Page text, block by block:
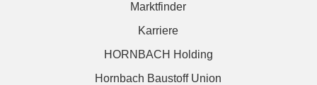
Marktfinder
Karriere
HORNBACH Holding
Hornbach Baustoff Union